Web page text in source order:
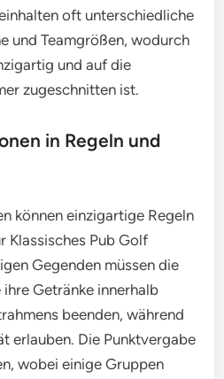
oft unterschiedliche
und Teamgrößen, wodurch
und auf die
zugeschnitten ist.
in Regeln und
können einzigartige Regeln
Klassisches Pub Golf
Gegenden müssen die
Getränke innerhalb
beenden, während
erlauben. Die Punktvergabe
wobei einige Gruppen